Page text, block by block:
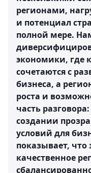
регионами,
и потенциал
полной мере.
экономики, где
сочетаются с
бизнеса, а
роста и
часть
создании
условий для
показывает, что
качественное